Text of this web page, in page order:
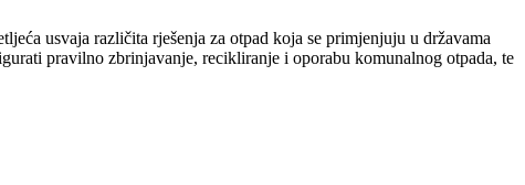
usvaja različita rješenja za otpad koja se primjenjuju u državama
pravilno zbrinjavanje, recikliranje i oporabu komunalnog otpada, te